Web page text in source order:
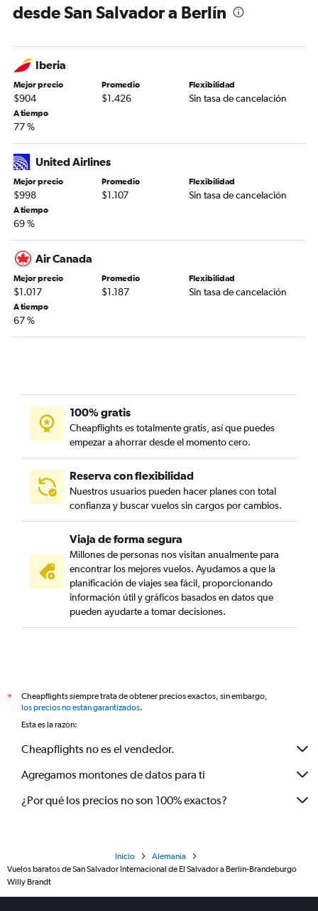
desde San Salvador a Berlín
Iberia
Mejor precio
$904
Promedio
$1.426
Flexibilidad
Sin tasa de cancelación
A tiempo
77 %
United Airlines
Mejor precio
$998
Promedio
$1.107
Flexibilidad
Sin tasa de cancelación
A tiempo
69 %
Air Canada
Mejor precio
$1.017
Promedio
$1.187
Flexibilidad
Sin tasa de cancelación
A tiempo
67 %
100% gratis
Cheapflights es totalmente gratis, así que puedes
empezar a ahorrar desde el momento cero.
Reserva con flexibilidad
Nuestros usuarios pueden hacer planes con total
confianza y buscar vuelos sin cargos por cambios.
Viaja de forma segura
Millones de personas nos visitan anualmente para
encontrar los mejores vuelos. Ayudamos a que la
planificación de viajes sea fácil, proporcionando
información útil y gráficos basados en datos que
pueden ayudarte a tomar decisiones.
*
Cheapflights siempre trata de obtener precios exactos, sin embargo,
los precios no están garantizados.
Esta es la razón:
Cheapflights no es el vendedor.
Agregamos montones de datos para ti
¿Por qué los precios no son 100% exactos?
Inicio
Alemania
Vuelos baratos de San Salvador Internacional de El Salvador a Berlín-Brandeburgo
Willy Brandt